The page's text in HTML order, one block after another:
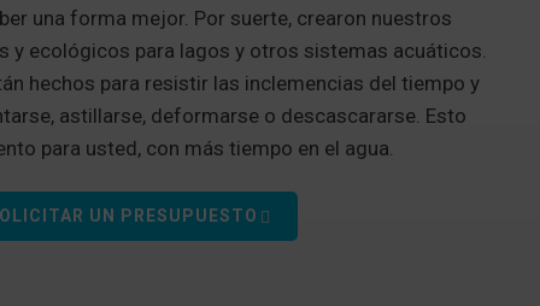
una forma mejor. Por suerte, crearon nuestros
y ecológicos para lagos y otros sistemas acuáticos.
hechos para resistir las inclemencias del tiempo y
astillarse, deformarse o descascararse. Esto
para usted, con más tiempo en el agua.
UN PRESUPUESTO